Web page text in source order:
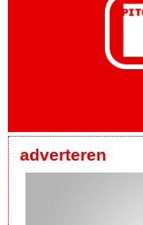
adverteren